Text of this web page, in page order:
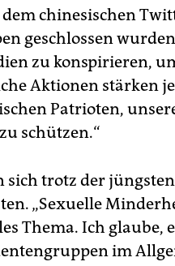
chinesischen
geschlossen
zu konspirieren,
Aktionen stärken
Patrioten,
schützen.“
sich trotz der
„Sexuelle
Thema. Ich glaube,
im